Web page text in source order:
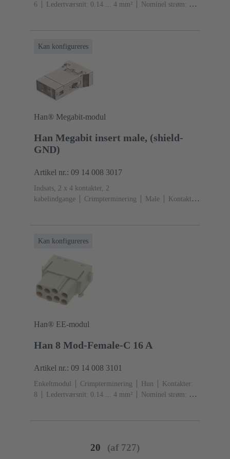
6
Ledertværsnit: 0.14 ... 4 mm²
Nominel strøm: ‌16
Kan konfigureres
Han® Megabit-modul
Han Megabit insert male, (shield-
GND)
Artikel nr.: 09 14 008 3017
Indsats, 2 x 4 kontakter, 2
kabelindgange
Crimpterminering Male
Kontakter:
Kan konfigureres
Han® EE-modul
Han 8 Mod-Female-C 16 A
Artikel nr.: 09 14 008 3101
Enkeltmodul Crimpterminering Hun
Kontakter:
8
Ledertværsnit: 0.14 ... 4 mm²
Nominel strøm: ‌16
20 (af 727)